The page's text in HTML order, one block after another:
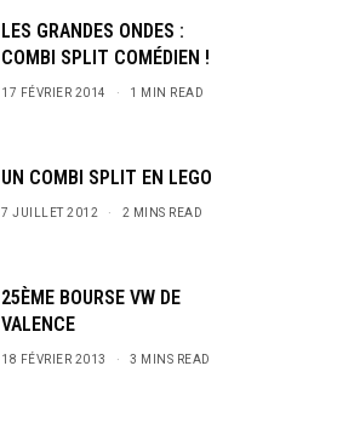
LES GRANDES ONDES :
COMBI SPLIT COMÉDIEN !
17 FÉVRIER 2014 1 MIN READ
UN COMBI SPLIT EN LEGO
7 JUILLET 2012 2 MINS READ
25ÈME BOURSE VW DE
VALENCE
18 FÉVRIER 2013 3 MINS READ